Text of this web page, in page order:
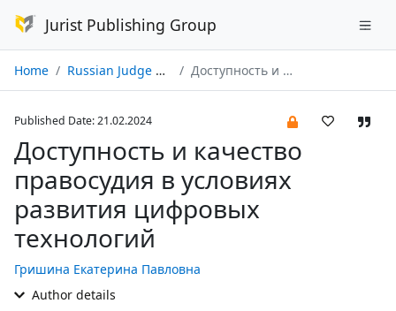
Jurist Publishing Group
Home Russian Judge № 03/2024 Доступность и качество правосудия в условиях развития цифровых технологий
Published Date: 21.02.2024
Доступность и качество
правосудия в условиях
развития цифровых
технологий
Гришина Екатерина Павловна
Author details